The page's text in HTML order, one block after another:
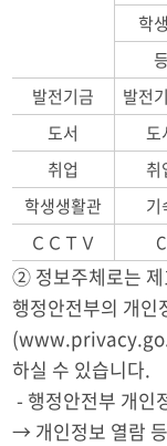
학
발전기금
발전
도서
도
취업
취
학생생활관
기
ＣＣＴＶ
② 정보주체로는 제
행정안전부의 개인
하실 수 있습니다.
- 행정안전부 개인
→ 개인정보 열람